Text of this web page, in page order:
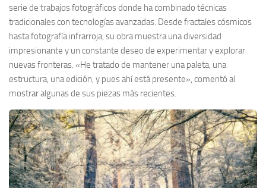
serie de trabajos fotográficos donde ha combinado técnicas
tradicionales con tecnologías avanzadas. Desde fractales cósmicos
hasta fotografía infrarroja, su obra muestra una diversidad
impresionante y un constante deseo de experimentar y explorar
nuevas fronteras. «He tratado de mantener una paleta, una
estructura, una edición, y pues ahí está presente», comentó al
mostrar algunas de sus piezas más recientes.